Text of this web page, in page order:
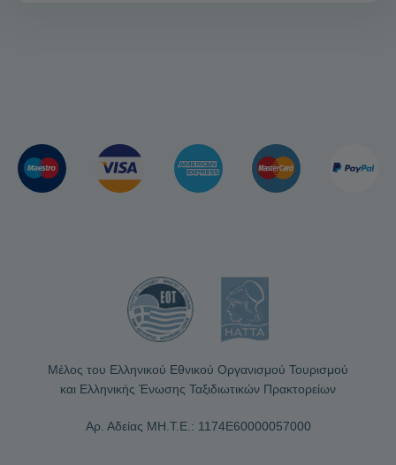
Μέλος του Ελληνικού Εθνικού Οργανισμού Τουρισμού
και Ελληνικής Ένωσης Ταξιδιωτικών Πρακτορείων
Αρ. Αδείας ΜΗ.Τ.Ε.: 1174Ε60000057000